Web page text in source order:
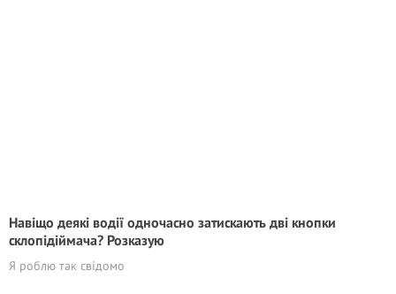
Навіщо деякі водії одночасно затискають дві кнопки
склопідіймача? Розказую
Я роблю так свідомо